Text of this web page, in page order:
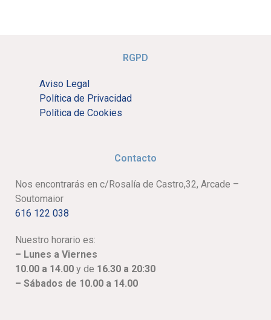
RGPD
Aviso Legal
Política de Privacidad
Política de Cookies
Contacto
Nos encontrarás en c/Rosalía de Castro,32, Arcade –
Soutomaior
616 122 038
Nuestro horario es:
– Lunes a Viernes
10.00 a 14.00 y de 16.30 a 20:30
– Sábados de 10.00 a 14.00